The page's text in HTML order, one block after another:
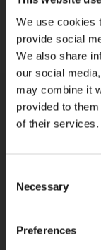
We use cookies
provide social
We also share
our social
may combine it
provided to
of their services.
Necessary
Preferences